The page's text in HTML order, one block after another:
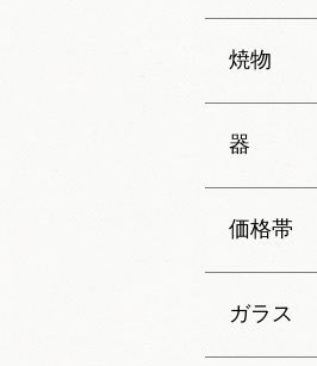
焼物
器
価格帯
ガラス